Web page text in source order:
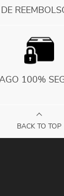
100%
BACK TO TOP